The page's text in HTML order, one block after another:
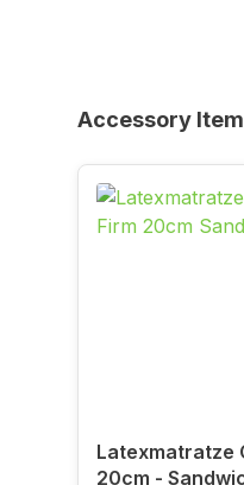
Produktgalerie
Accessory
Latexmatratze
20cm -